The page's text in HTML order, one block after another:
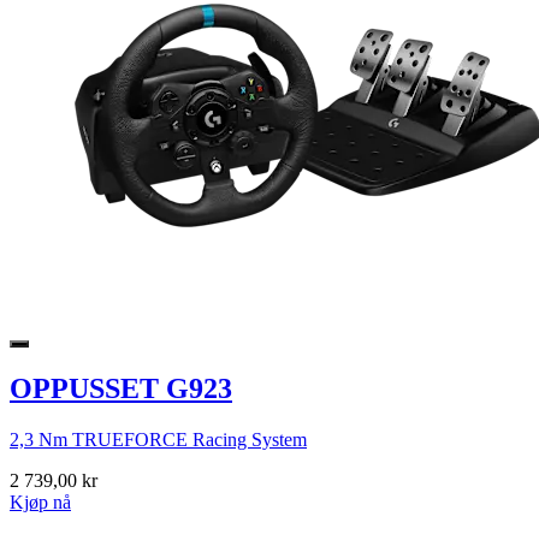
OPPUSSET G923
2,3 Nm TRUEFORCE Racing System
2 739,00 kr
Kjøp nå